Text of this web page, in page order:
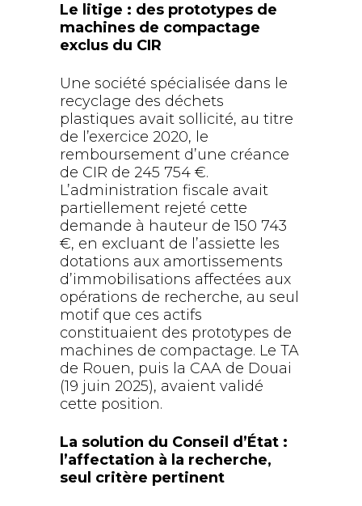
Le litige : des prototypes de
machines de compactage
exclus du CIR
Une société spécialisée dans le
recyclage des déchets
plastiques avait sollicité, au titre
de l’exercice 2020, le
remboursement d’une créance
de CIR de 245 754 €.
L’administration fiscale avait
partiellement rejeté cette
demande à hauteur de 150 743
€, en excluant de l’assiette les
dotations aux amortissements
d’immobilisations affectées aux
opérations de recherche, au seul
motif que ces actifs
constituaient des prototypes de
machines de compactage. Le TA
de Rouen, puis la CAA de Douai
(19 juin 2025), avaient validé
cette position.
La solution du Conseil d’État :
l’affectation à la recherche,
seul critère pertinent